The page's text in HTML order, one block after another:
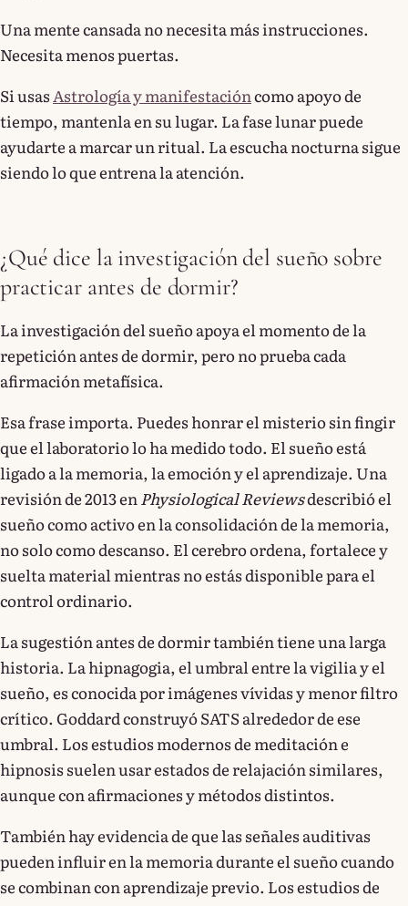
Una mente cansada no necesita más instrucciones.
Necesita menos puertas.
Si usasAstrología y manifestacióncomo apoyo de
tiempo, mantenla en su lugar. La fase lunar puede
ayudarte a marcar un ritual. La escucha nocturna sigue
siendo lo que entrena la atención.
¿Qué dice la investigación del sueño sobre
practicar antes de dormir?
La investigación del sueño apoya el momento de la
repetición antes de dormir, pero no prueba cada
afirmación metafísica.
Esa frase importa. Puedes honrar el misterio sin fingir
que el laboratorio lo ha medido todo. El sueño está
ligado a la memoria, la emoción y el aprendizaje. Una
revisión de 2013 en Physiological Reviewsdescribió el
sueño como activo en la consolidación de la memoria,
no solo como descanso. El cerebro ordena, fortalece y
suelta material mientras no estás disponible para el
control ordinario.
La sugestión antes de dormir también tiene una larga
historia. La hipnagogia, el umbral entre la vigilia y el
sueño, es conocida por imágenes vívidas y menor filtro
crítico. Goddard construyó SATS alrededor de ese
umbral. Los estudios modernos de meditación e
hipnosis suelen usar estados de relajación similares,
aunque con afirmaciones y métodos distintos.
También hay evidencia de que las señales auditivas
pueden influir en la memoria durante el sueño cuando
se combinan con aprendizaje previo. Los estudios de